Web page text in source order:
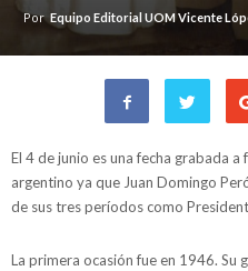
Por Equipo Editorial UOM Vicente
El 4 de junio es una fecha grabada
argentino ya que Juan Domingo
de sus tres períodos como
La primera ocasión fue en 1946. Su